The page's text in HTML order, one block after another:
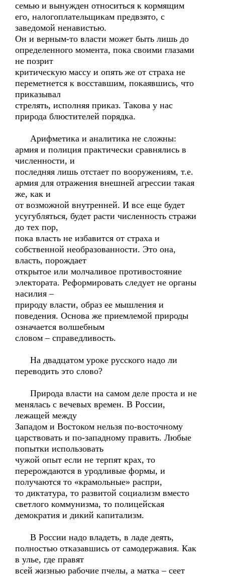
семью и вынужден относиться к кормящим
его, налогоплательщикам предвзято, с
заведомой ненавистью.
Он и верным-то власти может быть лишь до
определенного момента, пока своими глазами
не позрит
критическую массу и опять же от страха не
переметнется к восставшим, покаявшись, что
приказывал
стрелять, исполняя приказ. Такова у нас
природа блюстителей порядка.
Арифметика и аналитика не сложны:
армия и полиция практически сравнялись в
численности, и
последняя лишь отстает по вооружениям, т.е.
армия для отражения внешней агрессии такая
же, как и
от возможной внутренней. И все еще будет
усугубляться, будет расти численность стражи
до тех пор,
пока власть не избавится от страха и
собственной необразованности. Это она,
власть, порождает
открытое или молчаливое противостояние
электората. Реформировать следует не органы
насилия –
природу власти, образ ее мышления и
поведения. Основа же приемлемой природы
означается волшебным
словом – справедливость.
На двадцатом уроке русского надо ли
переводить это слово?
Природа власти на самом деле проста и не
менялась с вечевых времен. В России,
лежащей между
Западом и Востоком нельзя по-восточному
царствовать и по-западному править. Любые
попытки использовать
чужой опыт если не терпят крах, то
перерождаются в уродливые формы, и
получаются то «крамольные» распри,
то диктатура, то развитой социализм вместо
светлого коммунизма, то полицейская
демократия и дикий капитализм.
В России надо владеть, в ладе деять,
полностью отказавшись от самодержавия. Как
в улье, где правят
всей жизнью рабочие пчелы, а матка – сеет